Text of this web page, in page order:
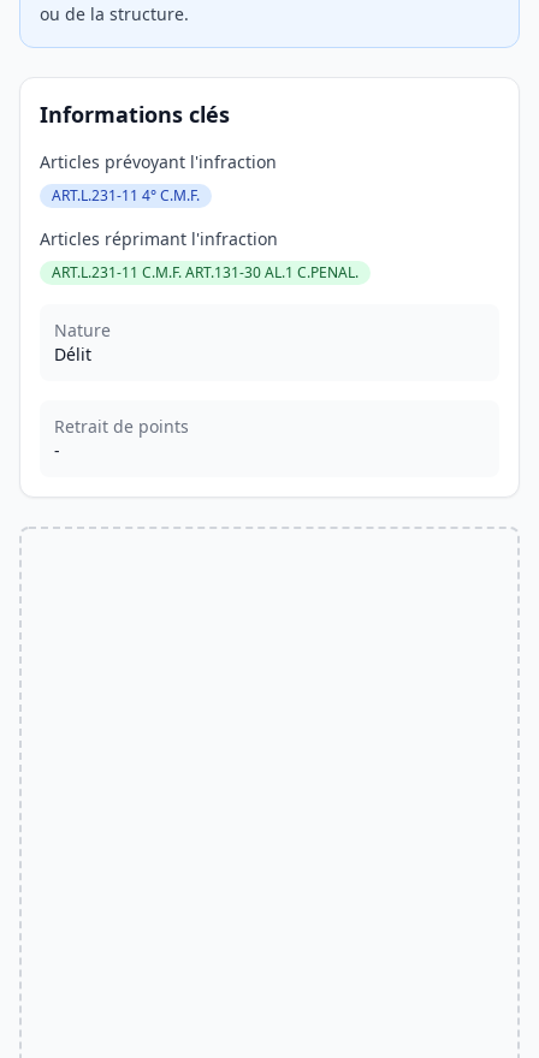
ou de la structure.
Informations clés
Articles prévoyant l'infraction
ART.L.231-11 4° C.M.F.
Articles réprimant l'infraction
ART.L.231-11 C.M.F. ART.131-30 AL.1 C.PENAL.
Nature
Délit
Retrait de points
-